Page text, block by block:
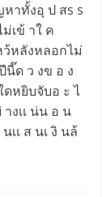
าทั้งอุ ป สs s
ม่เข้ าใ ค
ว้หลังหลอกไม่
นี๊ด ว งข อ ง
หยิบจับอ ะ ไ
งเเ น่น อ น
เเ ส นเ งิ นล้